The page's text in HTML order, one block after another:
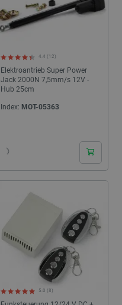
Elektroantrieb Super Power
Jack 2000N 7,5mm/s 12V -
Hub 25cm
4.4 (12)
Index: MOT-05363
5.0 (8)